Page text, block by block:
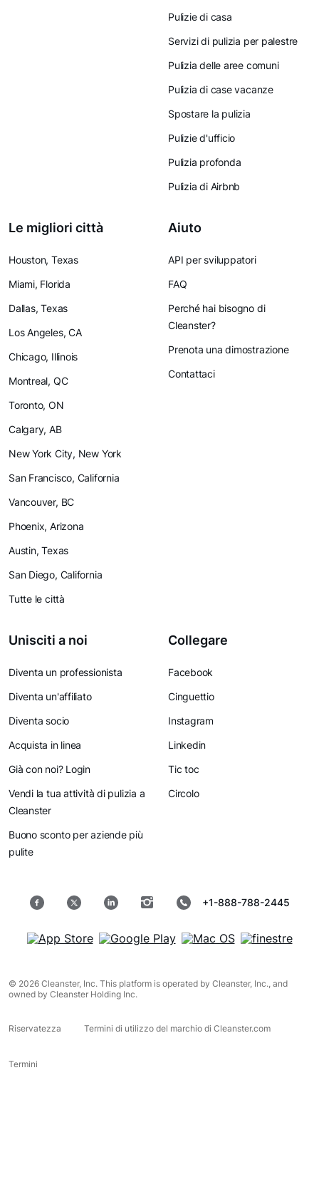
Pulizie di casa
Servizi di pulizia per palestre
Pulizia delle aree comuni
Pulizia di case vacanze
Spostare la pulizia
Pulizie d'ufficio
Pulizia profonda
Pulizia di Airbnb
Le migliori città
Houston, Texas
Miami, Florida
Dallas, Texas
Los Angeles, CA
Chicago, Illinois
Montreal, QC
Toronto, ON
Calgary, AB
New York City, New York
San Francisco, California
Vancouver, BC
Phoenix, Arizona
Austin, Texas
San Diego, California
Tutte le città
Aiuto
API per sviluppatori
FAQ
Perché hai bisogno di
Cleanster?
Prenota una dimostrazione
Contattaci
Unisciti a noi
Diventa un professionista
Diventa un'affiliato
Diventa socio
Acquista in linea
Già con noi? Login
Vendi la tua attività di pulizia a
Cleanster
Buono sconto per aziende più
pulite
Collegare
Facebook
Cinguettio
Instagram
Linkedin
Tic toc
Circolo
+1-888-788-2445
© 2026 Cleanster, Inc. This platform is operated by Cleanster, Inc., and
owned by Cleanster Holding Inc.
Riservatezza Termini di utilizzo del marchio di Cleanster.com
Termini